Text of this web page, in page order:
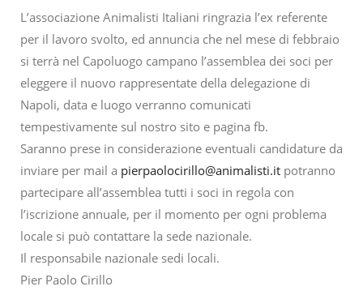
L’associazione Animalisti Italiani ringrazia l’ex referente
per il lavoro svolto, ed annuncia che nel mese di febbraio
si terrà nel Capoluogo campano l’assemblea dei soci per
eleggere il nuovo rappresentate della delegazione di
Napoli, data e luogo verranno comunicati
tempestivamente sul nostro sito e pagina fb.
Saranno prese in considerazione eventuali candidature da
inviare per mail a pierpaolocirillo@animalisti.it potranno
partecipare all’assemblea tutti i soci in regola con
l’iscrizione annuale, per il momento per ogni problema
locale si può contattare la sede nazionale.
Il responsabile nazionale sedi locali.
Pier Paolo Cirillo